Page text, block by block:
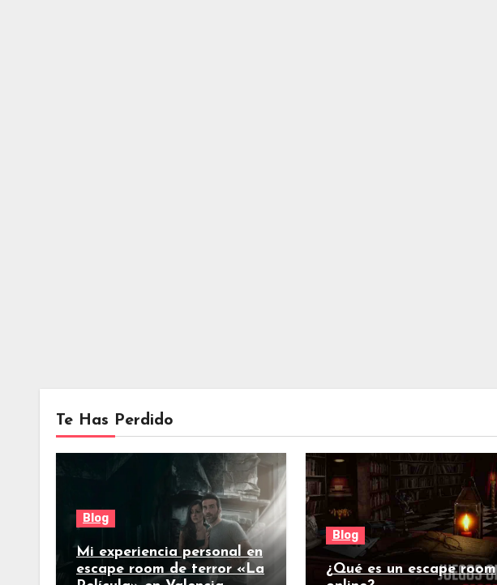
Te Has Perdido
Blog
Mi experiencia personal en
escape room de terror «La
Blog
¿Qué es un escape room